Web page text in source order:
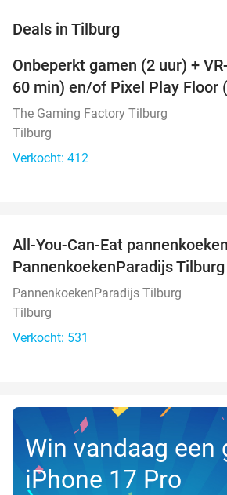
Deals in Tilburg
Onbeperkt gamen (2 uur) +
60 min) en/of Pixel Play Floor
The Gaming Factory Tilburg
Tilburg
Verkocht: 412
All-You-Can-Eat
PannenkoekenParadijs Tilburg
PannenkoekenParadijs Tilburg
Tilburg
Verkocht: 531
Win vandaag een
iPhone 17 Pro